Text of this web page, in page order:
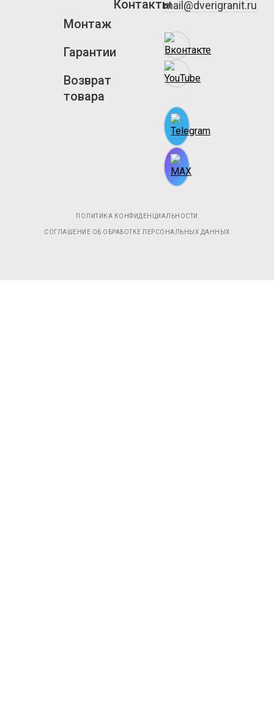
Монтаж
Гарантии
Возврат
товара
Контактыmail@dverigranit.ru
ПОЛИТИКА КОНФИДЕНЦИАЛЬНОСТИ
СОГЛАШЕНИЕ ОБ ОБРАБОТКЕ ПЕРСОНАЛЬНЫХ ДАННЫХ